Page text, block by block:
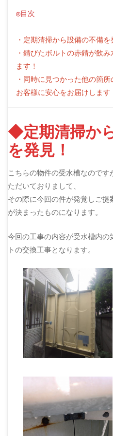
◎目次
・定期清掃から設備の不備を
・錆びたボルトの赤錆が飲
ます！
・同時に見つかった他の箇
お客様に安心をお届けします
◆定期清掃か
を発見！
こちらの物件の受水槽なので
ただいておりまして、
その際に今回の件が発覚しご提
が決まったものになります。
今回の工事の内容が受水槽内の
トの交換工事となります。